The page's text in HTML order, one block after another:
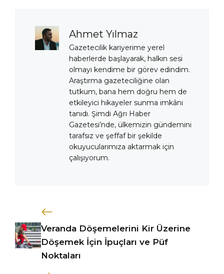
Ahmet Yılmaz
Gazetecilik kariyerime yerel
haberlerde başlayarak, halkın sesi
olmayı kendime bir görev edindim.
Araştırma gazeteciliğine olan
tutkum, bana hem doğru hem de
etkileyici hikayeler sunma imkânı
tanıdı. Şimdi Ağrı Haber
Gazetesi’nde, ülkemizin gündemini
tarafsız ve şeffaf bir şekilde
okuyucularımıza aktarmak için
çalışıyorum.
Veranda Döşemelerini Kir Üzerine
Döşemek İçin İpuçları ve Püf
Noktaları